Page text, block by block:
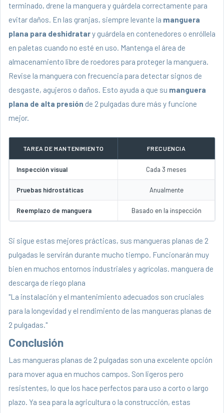
terminado, drene la manguera y guárdela correctamente para
evitar daños. En las granjas, siempre levante la manguera
plana para deshidratary guárdela en contenedores o enróllela
en paletas cuando no esté en uso. Mantenga el área de
almacenamiento libre de roedores para proteger la manguera.
Revise la manguera con frecuencia para detectar signos de
desgaste, agujeros o daños. Esto ayuda a que su manguera
plana de alta presión de 2 pulgadas dure más y funcione
mejor.
TAREA DE MANTENIMIENTO FRECUENCIA
Inspección visual Cada 3 meses
Pruebas hidrostáticas Anualmente
Reemplazo de manguera Basado en la inspección
Si sigue estas mejores prácticas, sus mangueras planas de 2
pulgadas le servirán durante mucho tiempo. Funcionarán muy
bien en muchos entornos industriales y agrícolas. manguera de
descarga de riego plana
"La instalación y el mantenimiento adecuados son cruciales
para la longevidad y el rendimiento de las mangueras planas de
2 pulgadas."
Conclusión
Las mangueras planas de 2 pulgadas son una excelente opción
para mover agua en muchos campos. Son ligeros pero
resistentes, lo que los hace perfectos para uso a corto o largo
plazo. Ya sea para la agricultura o la construcción, estas